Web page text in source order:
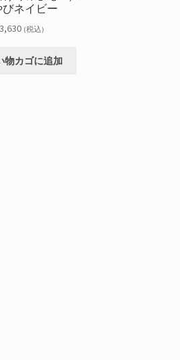
ネイビー
(税込)
物カゴに追加